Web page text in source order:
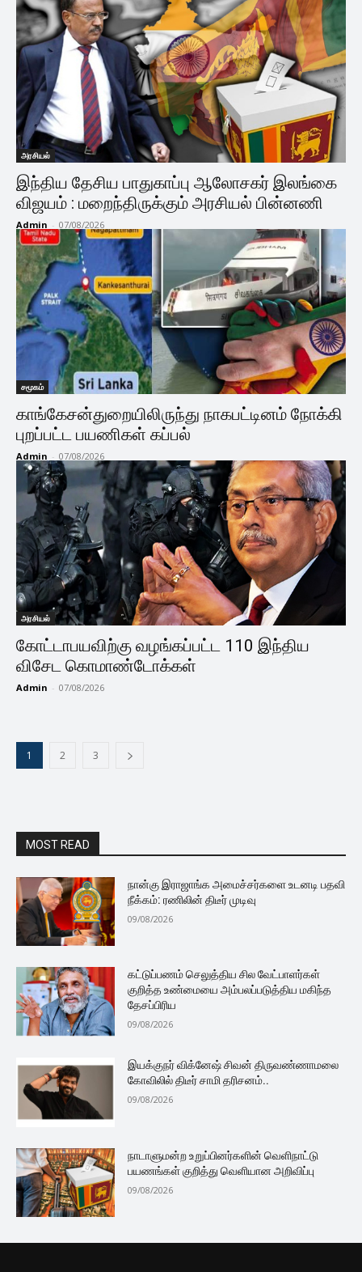
அரசியல்
இந்திய தேசிய பாதுகாப்பு ஆலோசகர் இலங்கை
விஜயம் : மறைந்திருக்கும் அரசியல் பின்னணி
Admin - 07/08/2026
சமூகம்
காங்கேசன்துறையிலிருந்து நாகபட்டினம் நோக்கி
புறப்பட்ட பயணிகள் கப்பல்
Admin - 07/08/2026
அரசியல்
கோட்டாபயவிற்கு வழங்கப்பட்ட 110 இந்திய
விசேட கொமாண்டோக்கள்
Admin - 07/08/2026
1 2 3
MOST READ
நான்கு இராஜாங்க அமைச்சர்களை உடனடி பதவி
நீக்கம்: ரணிலின் திடீர் முடிவு
09/08/2026
கட்டுப்பணம் செலுத்திய சில வேட்பாளர்கள்
குறித்த உண்மையை அம்பலப்படுத்திய மகிந்த
தேசப்பிரிய
09/08/2026
இயக்குநர் விக்னேஷ் சிவன் திருவண்ணாமலை
கோவிலில் திடீர் சாமி தரிசனம்..
09/08/2026
நாடாளுமன்ற உறுப்பினர்களின் வெளிநாட்டு
பயணங்கள் குறித்து வெளியான அறிவிப்பு
09/08/2026